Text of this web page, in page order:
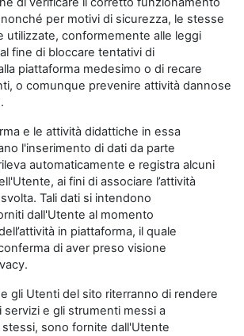
per motivi di sicurezza, le stesse
utilizzate, conformemente alle leggi
fine di bloccare tentativi di
piattaforma medesimo o di recare
o comunque prevenire attività dannose
e le attività didattiche in essa
l'inserimento di dati da parte
automaticamente e registra alcuni
ai fini di associare l’attività
Tali dati si intendono
dall'Utente al momento
in piattaforma, il quale
di aver preso visione
gli Utenti del sito riterranno di rendere
servizi e gli strumenti messi a
sono fornite dall'Utente